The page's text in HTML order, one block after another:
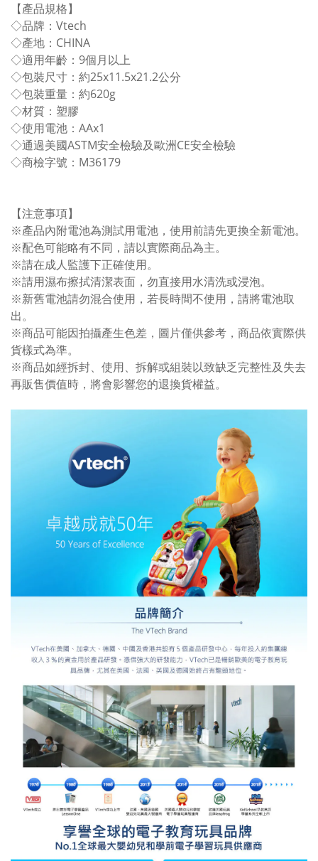
【產品規格】
◇品牌：Vtech
◇產地：CHINA
◇適用年齡：9個月以上
◇包裝尺寸：約25x11.5x21.2公分
◇包裝重量：約620g
◇材質：塑膠
◇使用電池：AAx1
◇通過美國ASTM安全檢驗及歐洲CE安全檢驗
◇商檢字號：M36179
【注意事項】
※產品內附電池為測試用電池，使用前請先更換全新電池。
※配色可能略有不同，請以實際商品為主。
※請在成人監護下正確使用。
※請用濕布擦拭清潔表面，勿直接用水清洗或浸泡。
※新舊電池請勿混合使用，若長時間不使用，請將電池取
出。
※商品可能因拍攝產生色差，圖片僅供參考，商品依實際供
貨樣式為準。
※商品如經拆封、使用、拆解或組裝以致缺乏完整性及失去
再販售價值時，將會影響您的退換貨權益。